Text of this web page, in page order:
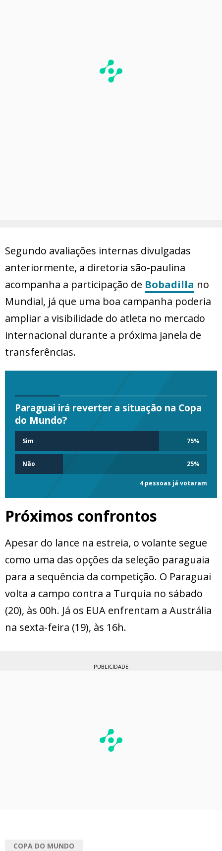
Segundo avaliações internas divulgadas
anteriormente, a diretoria são-paulina
acompanha a participação de Bobadilla no
Mundial, já que uma boa campanha poderia
ampliar a visibilidade do atleta no mercado
internacional durante a próxima janela de
transferências.
Paraguai irá reverter a situação na Copa
do Mundo?
Sim 75%
Não 25%
4 pessoas já votaram
Próximos confrontos
Apesar do lance na estreia, o volante segue
como uma das opções da seleção paraguaia
para a sequência da competição. O Paraguai
volta a campo contra a Turquia no sábado
(20), às 00h. Já os EUA enfrentam a Austrália
na sexta-feira (19), às 16h.
PUBLICIDADE
COPA DO MUNDO